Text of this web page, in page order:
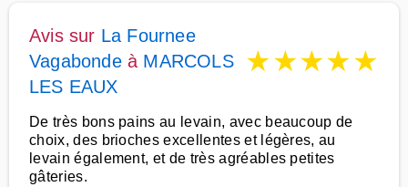
Avis sur La Fournee
Vagabondeà MARCOLS
LES EAUX
★★★★★
De très bons pains au levain, avec beaucoup de
choix, des brioches excellentes et légères, au
levain également, et de très agréables petites
gâteries.